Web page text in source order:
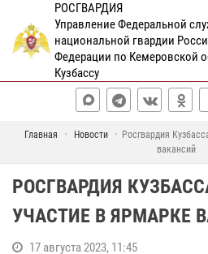
РОСГВАРДИЯ
Управление Федеральной
национальной гвардии
Федерации по Кемеровской
Кузбассу
Главная Новости
Росгвардия
вакансий
РОСГВАРДИЯ
УЧАСТИЕ В ЯРМАРКЕ
17 августа 2023, 11:45